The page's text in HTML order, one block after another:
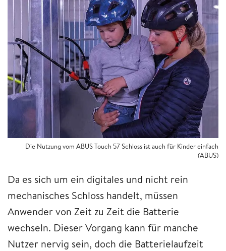
Die Nutzung vom ABUS Touch 57 Schloss ist auch für Kinder einfach
(ABUS)
Da es sich um ein digitales und nicht rein
mechanisches Schloss handelt, müssen
Anwender von Zeit zu Zeit die Batterie
wechseln. Dieser Vorgang kann für manche
Nutzer nervig sein, doch die Batterielaufzeit